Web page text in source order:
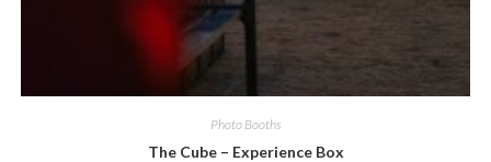
Photo Booths
The Cube – Experience Box